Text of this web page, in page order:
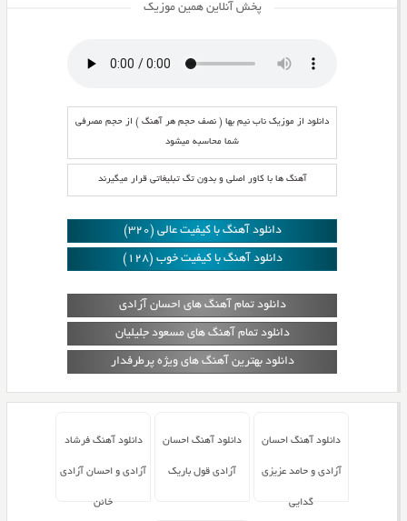
پخش آنلاین همین موزیک
دانلود از موزیک ناب نیم بها ( نصف حجم هر آهنگ ) از حجم مصرفی
شما محاسبه میشود
آهنگ ها با کاور اصلی و بدون تگ تبلیغاتی قرار میگیرند
دانلود آهنگ با کیفیت عالی (320)
دانلود آهنگ با کیفیت خوب (128)
دانلود تمام آهنگ های احسان آزادی
دانلود تمام آهنگ های مسعود جلیلیان
دانلود بهترین آهنگ های ویژه پرطرفدار
دانلود آهنگ احسان
آزادی و حامد عزیزی
گدایی
دانلود آهنگ احسان
آزادی قول باریک
دانلود آهنگ فرشاد
آزادی و احسان آزادی
خائن